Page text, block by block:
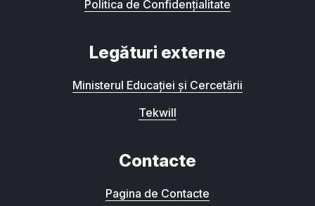
Politica de Confidențialitate
Legături externe
Ministerul Educației și Cercetării
Tekwill
Contacte
Pagina de Contacte